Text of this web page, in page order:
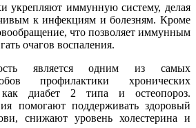
укрепляют иммунную систему, делая
к инфекциям и болезням. Кроме
что позволяет иммунным
очагов воспаления.
является одним из самых
профилактики хронических
как диабет 2 типа и остеопороз.
помогают поддерживать здоровый
снижают уровень холестерина и